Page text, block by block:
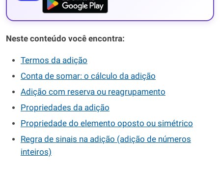
Neste conteúdo você encontra:
Termos da adição
Conta de somar: o cálculo da adição
Adição com reserva ou reagrupamento
Propriedades da adição
Propriedade do elemento oposto ou simétrico
Regra de sinais na adição (adição de números
inteiros)